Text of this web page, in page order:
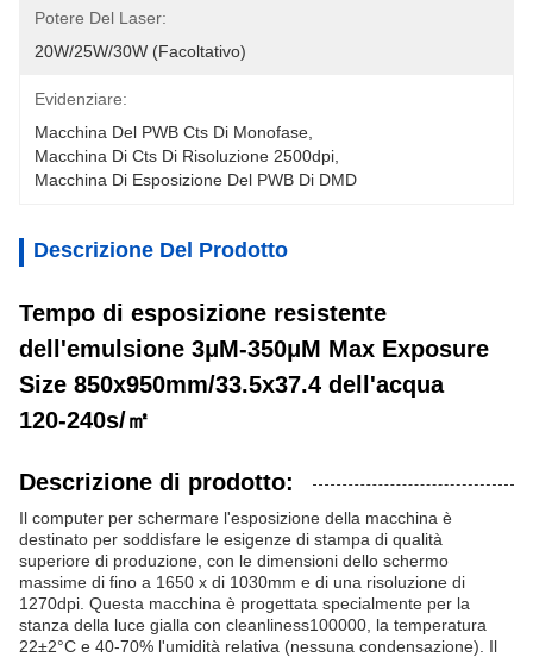
Potere Del Laser:
20W/25W/30W (facoltativo)
Evidenziare:
Macchina Del PWB Cts Di Monofase
Macchina Di Cts Di Risoluzione 2500dpi
Macchina Di Esposizione Del PWB Di DMD
Descrizione Del Prodotto
Tempo di esposizione resistente
dell'emulsione 3μM-350μM Max Exposure
Size 850x950mm/33.5x37.4 dell'acqua
120-240s/㎡
Descrizione di prodotto:
Il computer per schermare l'esposizione della macchina è
destinato per soddisfare le esigenze di stampa di qualità
superiore di produzione, con le dimensioni dello schermo
massime di fino a 1650 x di 1030mm e di una risoluzione di
1270dpi. Questa macchina è progettata specialmente per la
stanza della luce gialla con cleanliness100000, la temperatura
22±2°C e 40-70% l'umidità relativa (nessuna condensazione). Il